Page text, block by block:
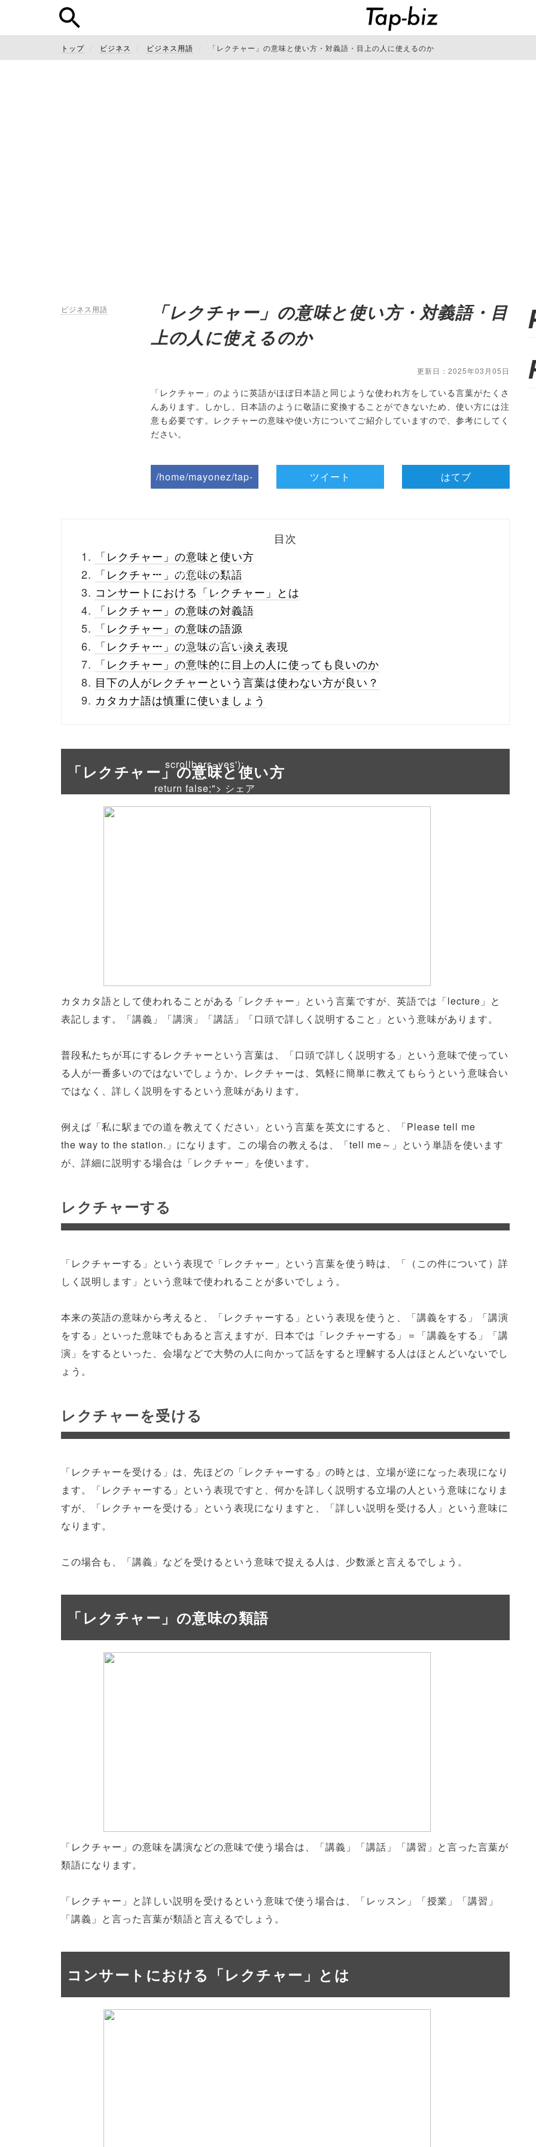
トップ ビジネス ビジネス用語 「レクチャー」の意味と使い方・対義語・目上の人に使えるのか
ビジネス用語
「レクチャー」の意味と使い方・対義語・目
上の人に使えるのか
更新日：2025年03月05日
「レクチャー」のように英語がほぼ日本語と同じような使われ方をしている言葉がたくさ
んあります。しかし、日本語のように敬語に変換することができないため、使い方には注
意も必要です。レクチャーの意味や使い方についてご紹介していますので、参考にしてく
ださい。
/home/mayonez/tap-
_theme/parts/sns-
buttons.php on line
/1026117"
onclick="window.open
(this.href, 'Gwindow',
'width=550,
height=450,
scrollbars=yes');
return false;"> シェア
ツイート はてブ
目次
「レクチャー」の意味と使い方
「レクチャー」の意味の類語
コンサートにおける「レクチャー」とは
「レクチャー」の意味の対義語
「レクチャー」の意味の語源
「レクチャー」の意味の言い換え表現
「レクチャー」の意味的に目上の人に使っても良いのか
目下の人がレクチャーという言葉は使わない方が良い？
カタカナ語は慎重に使いましょう
「レクチャー」の意味と使い方
カタカタ語として使われることがある「レクチャー」という言葉ですが、英語では「lecture」と
表記します。「講義」「講演」「講話」「口頭で詳しく説明すること」という意味があります。
普段私たちが耳にするレクチャーという言葉は、「口頭で詳しく説明する」という意味で使ってい
る人が一番多いのではないでしょうか。レクチャーは、気軽に簡単に教えてもらうという意味合い
ではなく、詳しく説明をするという意味があります。
例えば「私に駅までの道を教えてください」という言葉を英文にすると、「Please tell me
the way to the station.」になります。この場合の教えるは、「tell me～」という単語を使います
が、詳細に説明する場合は「レクチャー」を使います。
レクチャーする
「レクチャーする」という表現で「レクチャー」という言葉を使う時は、「（この件について）詳
しく説明します」という意味で使われることが多いでしょう。
本来の英語の意味から考えると、「レクチャーする」という表現を使うと、「講義をする」「講演
をする」といった意味でもあると言えますが、日本では「レクチャーする」＝「講義をする」「講
演」をするといった、会場などで大勢の人に向かって話をすると理解する人はほとんどいないでし
ょう。
レクチャーを受ける
「レクチャーを受ける」は、先ほどの「レクチャーする」の時とは、立場が逆になった表現になり
ます。「レクチャーする」という表現ですと、何かを詳しく説明する立場の人という意味になりま
すが、「レクチャーを受ける」という表現になりますと、「詳しい説明を受ける人」という意味に
なります。
この場合も、「講義」などを受けるという意味で捉える人は、少数派と言えるでしょう。
「レクチャー」の意味の類語
「レクチャー」の意味を講演などの意味で使う場合は、「講義」「講話」「講習」と言った言葉が
類語になります。
「レクチャー」と詳しい説明を受けるという意味で使う場合は、「レッスン」「授業」「講習」
「講義」と言った言葉が類語と言えるでしょう。
コンサートにおける「レクチャー」とは